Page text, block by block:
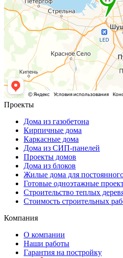
Проекты
Дома из газобетона
Кирпичные дома
Каркасные дома
Дома из СИП-панелей
Проекты домов
Дома из блоков
Жилые дома для
Готовые одноэтажные
Строительство теплых
Стоимость строительных
Компания
О компании
Наши работы
Гарантия на постройку